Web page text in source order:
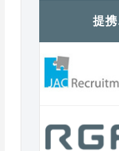
提